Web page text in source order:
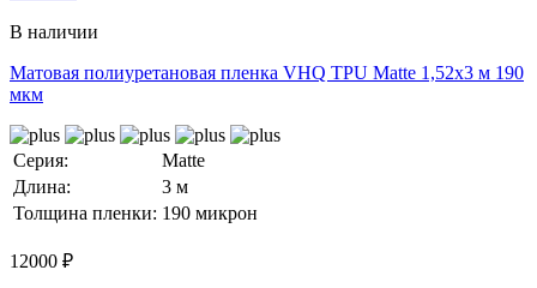
В наличии
Матовая полиуретановая пленка VHQ TPU Matte 1,52х3 м 190
мкм
Серия:
Matte
Длина:
3 м
Толщина пленки: 190 микрон
12000 ₽